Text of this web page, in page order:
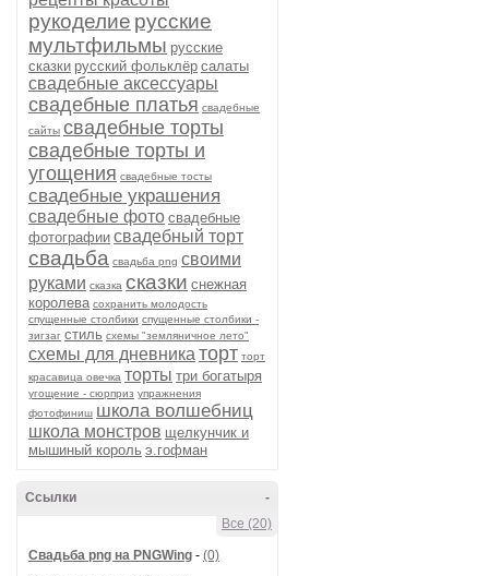
рукоделие русские
мультфильмы русские
сказки русский фольклёр салаты
свадебные аксессуары
свадебные платья свадебные
сайты свадебные торты
свадебные торты и
угощения свадебные тосты
свадебные украшения
свадебные фото свадебные
фотографии свадебный торт
свадьба свадьба png своими
руками сказка сказки снежная
королева сохранить молодость
спущенные столбики спущенные столбики -
зигзаг стиль схемы "земляничное лето"
схемы для дневника торт торт
красавица овечка торты три богатыря
угощение - сюрприз упражнения
фотофиниш школа волшебниц
школа монстров щелкунчик и
мышиный король э.гофман
-
Ссылки
Все (20)
Cвадьба png на PNGWing - (0)